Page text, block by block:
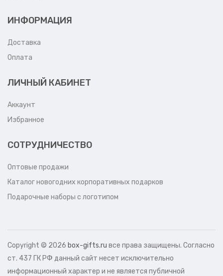
ИНФОРМАЦИЯ
Доставка
Оплата
ЛИЧНЫЙ КАБИНЕТ
Аккаунт
Избранное
СОТРУДНИЧЕСТВО
Оптовые продажи
Каталог новогодних корпоративных подарков
Подарочные наборы с логотипом
Copyright © 2026 box-gifts.ru все права защищены. Согласно
ст. 437 ГК РФ данный сайт несет исключительно
информационный характер и не является публичной